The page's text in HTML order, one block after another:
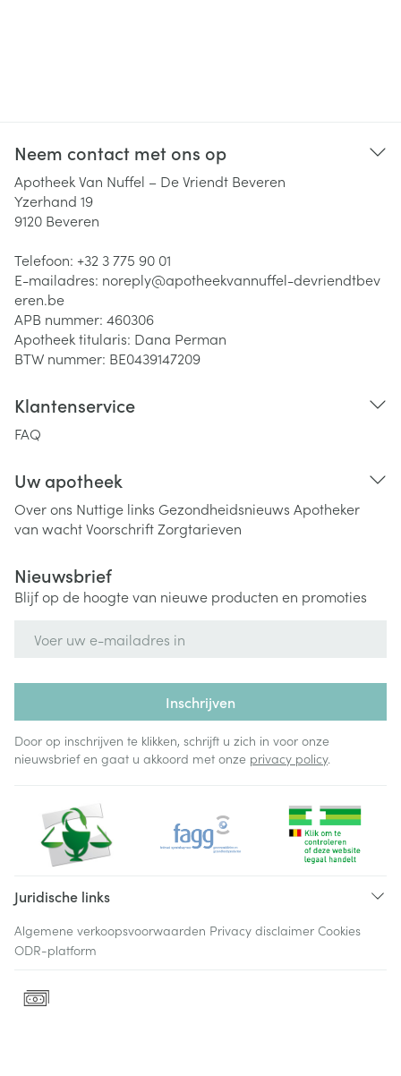
Neem contact met ons op
Apotheek Van Nuffel – De Vriendt Beveren
Yzerhand 19
9120 Beveren
Telefoon: +32 3 775 90 01
E-mailadres: noreply@apotheekvannuffel-devriendtbev
eren.be
APB nummer: 460306
Apotheek titularis: Dana Perman
BTW nummer: BE0439147209
Klantenservice
FAQ
Uw apotheek
Over ons Nuttige links Gezondheidsnieuws Apotheker
van wachtVoorschriftZorgtarieven
Nieuwsbrief
Blijf op de hoogte van nieuwe producten en promoties
Inschrijven
Door op inschrijven te klikken, schrijft u zich in voor onze
nieuwsbrief en gaat u akkoord met onze privacy policy.
Juridische links
Algemene verkoopsvoorwaarden Privacy disclaimer Cookies
ODR-platform